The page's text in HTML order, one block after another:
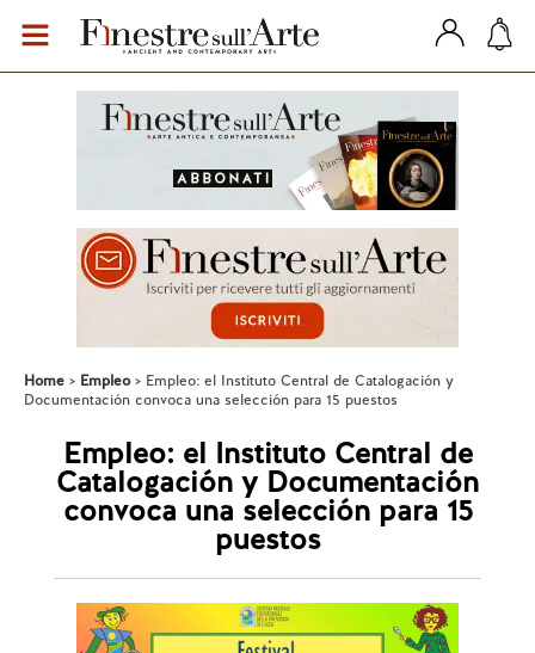
Home Empleo
Empleo: el Instituto Central de Catalogación y
Documentación convoca una selección para 15 puestos
Empleo: el Instituto Central de
Catalogación y Documentación
convoca una selección para 15
puestos